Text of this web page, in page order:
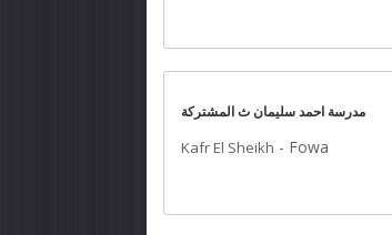
مدرسة احمد سليمان ث المشتركة
Kafr El Sheikh - Fowa